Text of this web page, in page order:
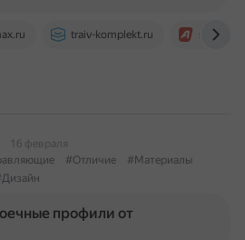
traiv-komplekt.ru
16 февраля
#Отличие
#Материалы
профили от